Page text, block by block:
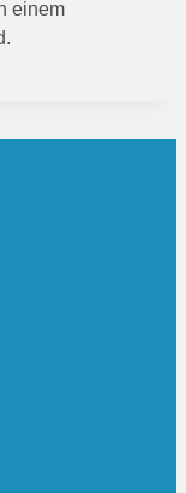
einem